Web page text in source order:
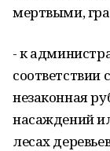
мертвыми,
- к
соответствии
незаконная
насаждений
лесах